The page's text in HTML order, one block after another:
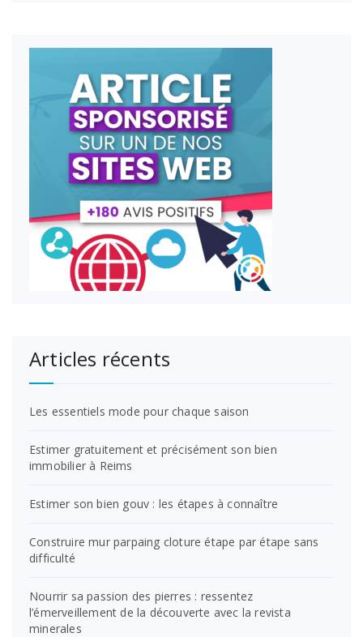
Articles récents
Les essentiels mode pour chaque saison
Estimer gratuitement et précisément son bien
immobilier à Reims
Estimer son bien gouv : les étapes à connaître
Construire mur parpaing cloture étape par étape sans
difficulté
Nourrir sa passion des pierres : ressentez
l’émerveillement de la découverte avec la revista
minerales